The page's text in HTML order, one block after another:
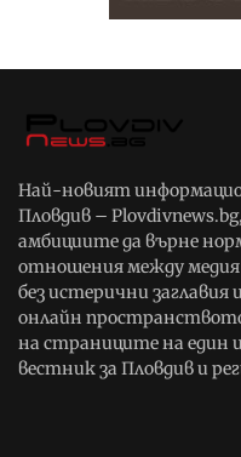
Най-новият
Пловдив –
амбициите да върне
отношения между
без истерични заглавия
онлайн
на страниците на един
вестник за Пловдив и